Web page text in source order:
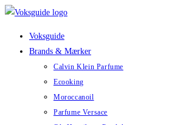
Skip
Voksguide
Brands & Mærker
Calvin Klein Parfume
Ecooking
Moroccanoil
Parfume Versace